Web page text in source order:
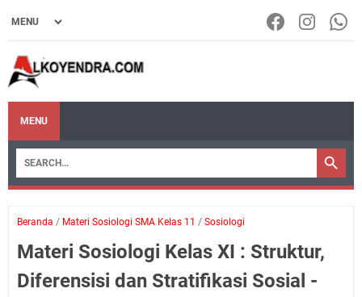
MENU
Beranda / Materi Sosiologi SMA Kelas 11 / Sosiologi
Materi Sosiologi Kelas XI : Struktur,
Diferensisi dan Stratifikasi Sosial -